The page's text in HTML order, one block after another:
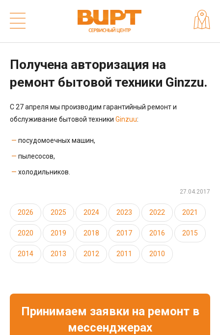
Получена авторизация на
ремонт бытовой техники Ginzzu.
С 27 апреля мы производим гарантийный ремонт и
обслуживание бытовой техники Ginzuu:
посудомоечных машин,
пылесосов,
холодильников.
27.04.2017
2026 2025 2024 2023 2022 2021
2020 2019 2018 2017 2016 2015
2014 2013 2012 2011 2010
Принимаем заявки на ремонт в
мессенджерах